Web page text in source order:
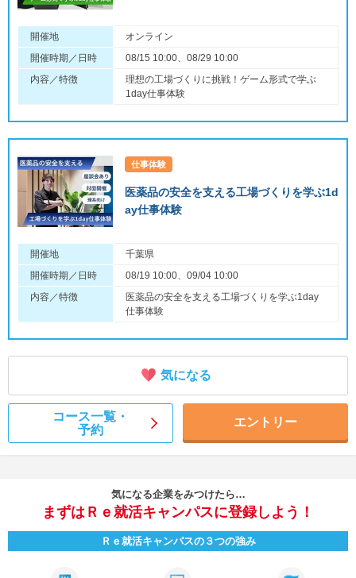
開催地
オンライン
開催時期／日時
08/15 10:00、08/29 10:00
内容／特徴
理想の工場づくりに挑戦！ゲーム形式で学ぶ
1day仕事体験
仕事体験
医薬品の安全を支える工場づくりを学ぶ1d
ay仕事体験
開催地
千葉県
開催時期／日時
08/19 10:00、09/04 10:00
内容／特徴
医薬品の安全を支える工場づくりを学ぶ1day
仕事体験
気になる
コース一覧・
予約
エントリー
気になる企業をみつけたら…
まずはＲｅ就活キャンパスに登録しよう！
Ｒｅ就活キャンパスの３つの強み